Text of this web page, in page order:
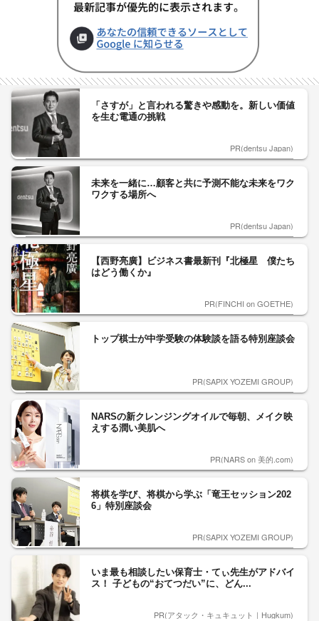
「さすが」と言われる驚きや感動を。新しい価値
を生む電通の挑戦
PR(dentsu Japan)
未来を一緒に…顧客と共に予測不能な未来をワク
ワクする場所へ
PR(dentsu Japan)
【西野亮廣】ビジネス書最新刊『北極星 僕たち
はどう働くか』
PR(FINCHI on GOETHE)
トップ棋士が中学受験の体験談を語る特別座談会
PR(SAPIX YOZEMI GROUP)
NARSの新クレンジングオイルで毎朝、メイク映
えする潤い美肌へ
PR(NARS on 美的.com)
将棋を学び、将棋から学ぶ「竜王セッション202
6」特別座談会
PR(SAPIX YOZEMI GROUP)
いま最も相談したい保育士・てぃ先生がアドバイ
ス！ 子どもの“おてつだい”に、どん...
PR(アタック・キュキュット｜Hugkum)